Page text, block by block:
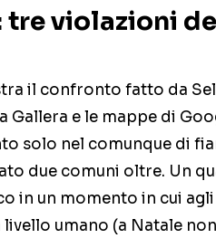
tre violazioni
il confronto fatto da
Gallera e le mappe di
solo nel comunque di
due comuni oltre. Un
in un momento in cui
livello umano (a Natale